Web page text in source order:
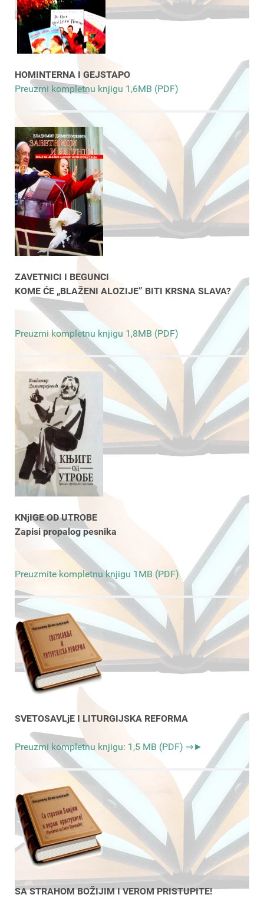
HOMINTERNA I GEJSTAPO
Preuzmi kompletnu knjigu 1,6MB (PDF)
ZAVETNICI I BEGUNCI
KOME ĆE „BLAŽENI ALOZIJE” BITI KRSNA SLAVA?
Preuzmi kompletnu knjigu 1,8MB (PDF)
KNjIGE OD UTROBE
Zapisi propalog pesnika
Preuzmite kompletnu knjigu 1MB (PDF)
SVETOSAVLjE I LITURGIJSKA REFORMA
Preuzmi kompletnu knjigu: 1,5 MB (PDF) ⇒►
SA STRAHOM BOŽIJIM I VEROM PRISTUPITE!